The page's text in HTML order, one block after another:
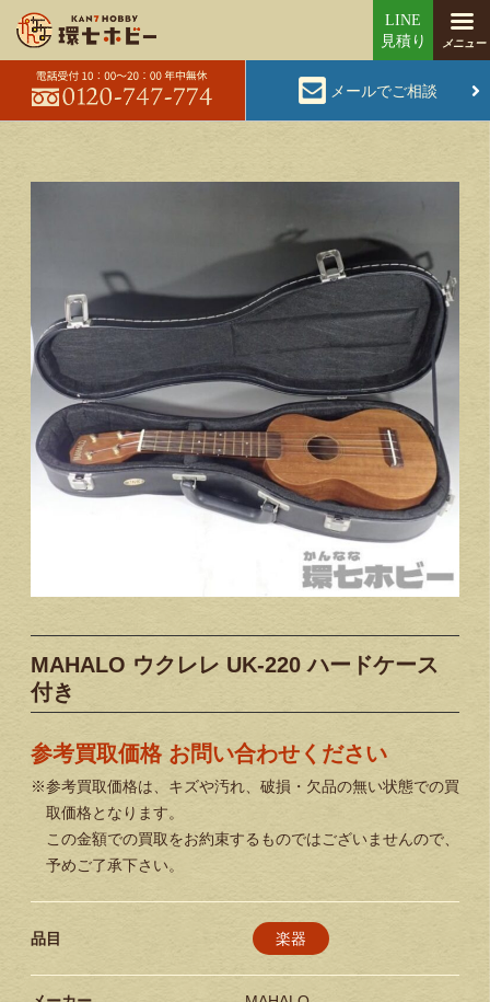
メールでご相談
MAHALO ウクレレ UK-220 ハードケース
付き
参考買取価格 お問い合わせください
※参考買取価格は、キズや汚れ、破損・欠品の無い状態での買
取価格となります。
この金額での買取をお約束するものではございませんので、
予めご了承下さい。
品目 楽器